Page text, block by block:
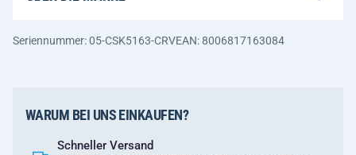
Seriennummer: 05-CSK5163-CRVEAN: 8006817163084
WARUM BEI UNS EINKAUFEN?
Schneller Versand